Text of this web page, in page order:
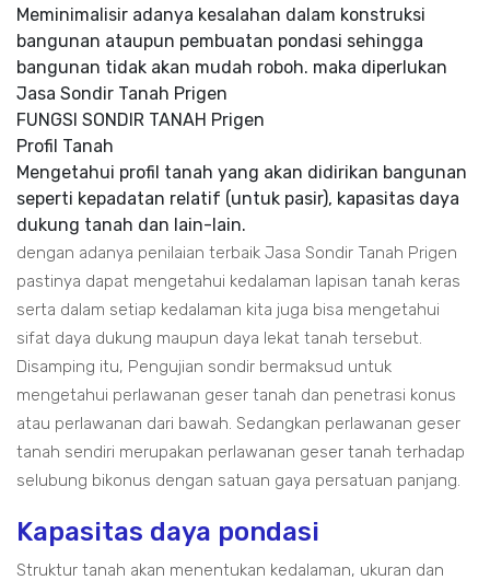
Meminimalisir adanya kesalahan dalam konstruksi
bangunan ataupun pembuatan pondasi sehingga
bangunan tidak akan mudah roboh. maka diperlukan
Jasa Sondir Tanah Prigen
FUNGSI SONDIR TANAH Prigen
Profil Tanah
Mengetahui profil tanah yang akan didirikan bangunan
seperti kepadatan relatif (untuk pasir), kapasitas daya
dukung tanah dan lain-lain.
dengan adanya penilaian terbaik Jasa Sondir Tanah Prigen
pastinya dapat mengetahui kedalaman lapisan tanah keras
serta dalam setiap kedalaman kita juga bisa mengetahui
sifat daya dukung maupun daya lekat tanah tersebut.
Disamping itu, Pengujian sondir bermaksud untuk
mengetahui perlawanan geser tanah dan penetrasi konus
atau perlawanan dari bawah. Sedangkan perlawanan geser
tanah sendiri merupakan perlawanan geser tanah terhadap
selubung bikonus dengan satuan gaya persatuan panjang.
Kapasitas daya pondasi
Struktur tanah akan menentukan kedalaman, ukuran dan